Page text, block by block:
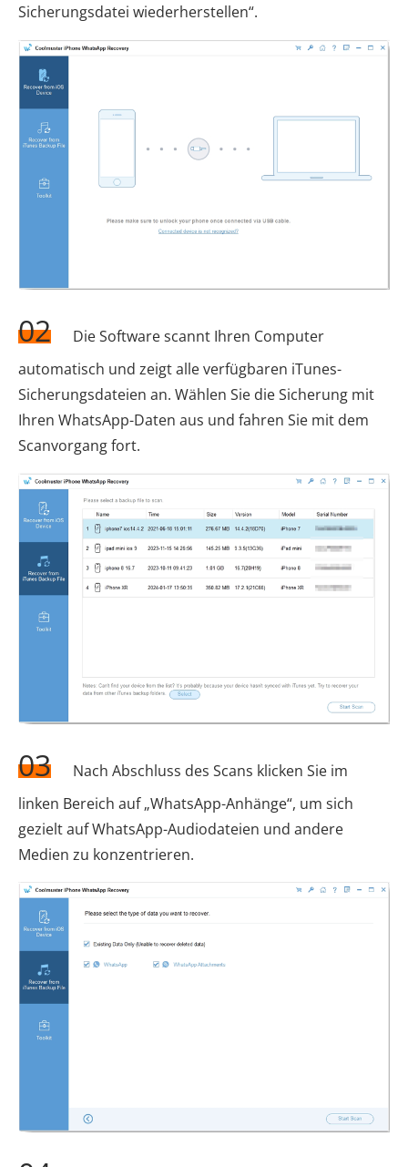
Sicherungsdatei wiederherstellen“.
02
Die Software scannt Ihren Computer
automatisch und zeigt alle verfügbaren iTunes-
Sicherungsdateien an. Wählen Sie die Sicherung mit
Ihren WhatsApp-Daten aus und fahren Sie mit dem
Scanvorgang fort.
03
Nach Abschluss des Scans klicken Sie im
linken Bereich auf „WhatsApp-Anhänge“, um sich
gezielt auf WhatsApp-Audiodateien und andere
Medien zu konzentrieren.